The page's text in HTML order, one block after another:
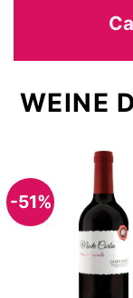
WEINE
-51%